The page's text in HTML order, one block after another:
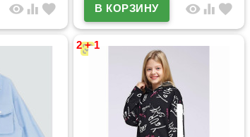
visibility equalizer favorite visibility equalizer favorite
2 + 1